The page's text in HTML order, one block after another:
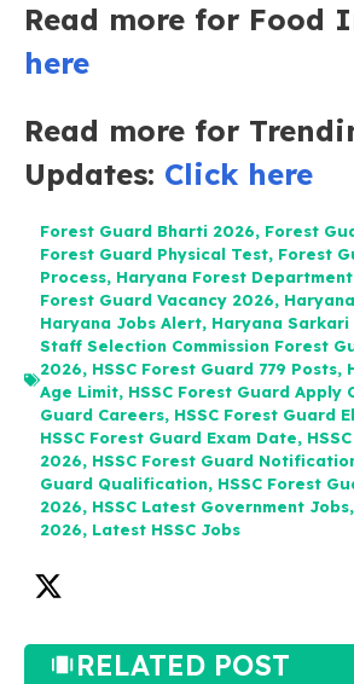
Read more for Food
here
Read more for
Updates: Click here
Forest Guard Bharti 2026, Forest
Forest Guard Physical Test, Forest
Process, Haryana Forest
Forest Guard Vacancy 2026,
Haryana Jobs Alert, Haryana Sarkari
Staff Selection Commission Forest
2026, HSSC Forest Guard 779 Posts,
Age Limit, HSSC Forest Guard Apply
Guard Careers, HSSC Forest Guard
HSSC Forest Guard Exam Date,
2026, HSSC Forest Guard
Guard Qualification, HSSC Forest
2026, HSSC Latest Government Jobs,
2026, Latest HSSC Jobs
RELATED POST